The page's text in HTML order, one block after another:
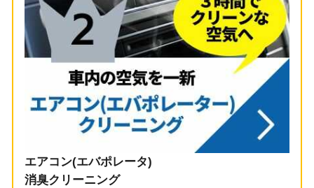
エアコン(エバポレータ)
消臭クリーニング